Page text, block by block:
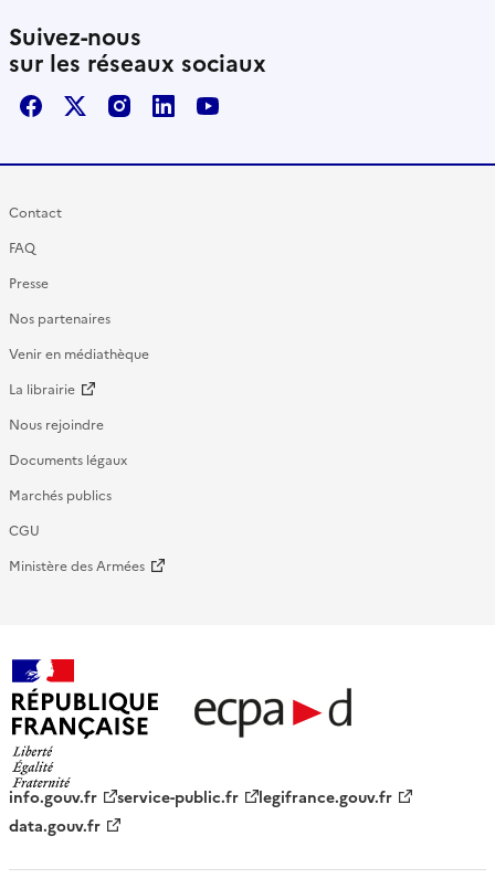
Suivez-nous
sur les réseaux sociaux
FacebookX / TwitterInstagram
LinkedInYoutube
Contact
FAQ
Presse
Nos partenaires
Venir en médiathèque
La librairie
Nous rejoindre
Documents légaux
Marchés publics
CGU
Ministère des Armées
française - ECPAD
info.gouv.fr service-public.fr
legifrance.gouv.fr
data.gouv.fr